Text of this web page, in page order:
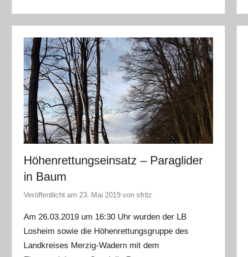
Höhenrettungseinsatz – Paraglider
in Baum
Veröffentlicht am 23. Mai 2019 von sfritz
Am 26.03.2019 um 16:30 Uhr wurden der LB
Losheim sowie die Höhenrettungsgruppe des
Landkreises Merzig-Wadern mit dem